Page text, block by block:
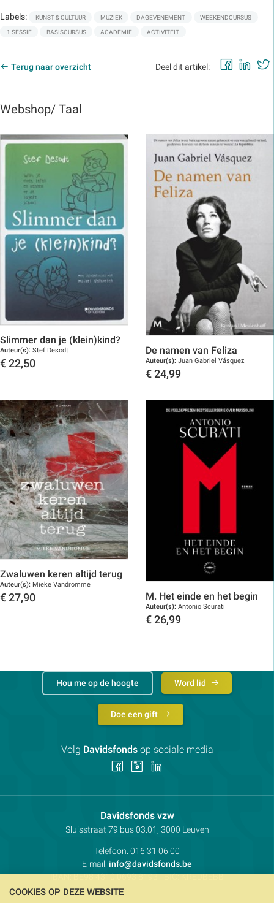
Labels: KUNST & CULTUUR MUZIEK DAGEVENEMENT WEEKENDCURSUS
1 SESSIE BASISCURSUS ACADEMIE ACTIVITEIT
Terug naar overzicht Deel dit artikel:
Webshop/ Taal
Slimmer dan je (klein)kind?
Auteur(s): Stef Desodt
€ 22,50
De namen van Feliza
Auteur(s): Juan Gabriel Vásquez
€ 24,99
Zwaluwen keren altijd terug
Auteur(s): Mieke Vandromme
€ 27,90 M. Het einde en het begin
Auteur(s): Antonio Scurati
€ 26,99
Davidsfonds vzwContactpersoon:
Adres:
Sluisstraat 79 bus 03.01, 3000 Leuven
Telefoon: 016 31 06 00
E-mail: info@davidsfonds.be
IBAN:BE98 4310 0693 8193- BIC:KREDBEBB
Hou me op de hoogte Word lid
Doe een gift
Volg Davidsfondsop sociale media
Volg Volg
COOKIES OP DEZE WEBSITE